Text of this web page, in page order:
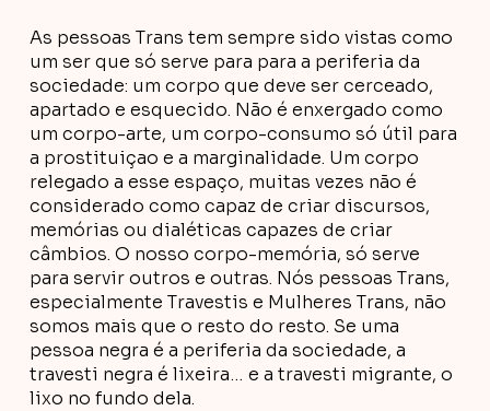
As pessoas Trans tem sempre sido vistas como
um ser que só serve para para a periferia da
sociedade: um corpo que deve ser cerceado,
apartado e esquecido. Não é enxergado como
um corpo-arte, um corpo-consumo só útil para
a prostituiçao e a marginalidade. Um corpo
relegado a esse espaço, muitas vezes não é
considerado como capaz de criar discursos,
memórias ou dialéticas capazes de criar
câmbios. O nosso corpo-memória, só serve
para servir outros e outras. Nós pessoas Trans,
especialmente Travestis e Mulheres Trans, não
somos mais que o resto do resto. Se uma
pessoa negra é a periferia da sociedade, a
travesti negra é lixeira… e a travesti migrante, o
lixo no fundo dela.